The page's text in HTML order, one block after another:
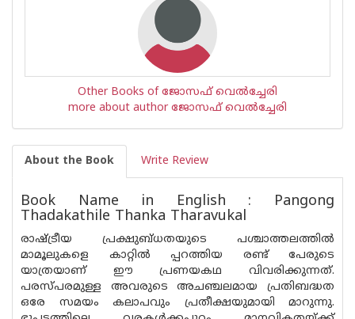
Other Books of ജോസഫ് വെൽച്ചേരി
more about author ജോസഫ് വെൽച്ചേരി
About the Book Write Review
Book Name in English : Pangong
Thadakathile Thanka Tharavukal
രാഷ്ട്രീയ പ്രക്ഷുബ്ധതയുടെ പശ്ചാത്തലത്തിൽ
മാമൂലുകളെ കാറ്റിൽ പ്പറത്തിയ രണ്ട് പേരുടെ
യാത്രയാണ് ഈ പ്രണയകഥ വിവരിക്കുന്നത്.
പരസ്പരമുള്ള അവരുടെ അചഞ്ചലമായ പ്രതിബദ്ധത
ഒരേ സമയം കലാപവും പ്രതീക്ഷയുമായി മാറുന്നു.